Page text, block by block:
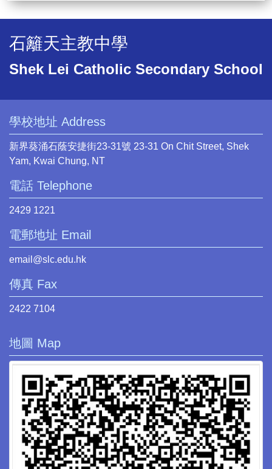
石籬天主教中學
Shek Lei Catholic Secondary School
學校地址 Address
新界葵涌石蔭安捷街23-31號 23-31 On Chit Street, Shek
Yam, Kwai Chung, NT
電話 Telephone
2429 1221
電郵地址 Email
email@slc.edu.hk
傳真 Fax
2422 7104
地圖 Map